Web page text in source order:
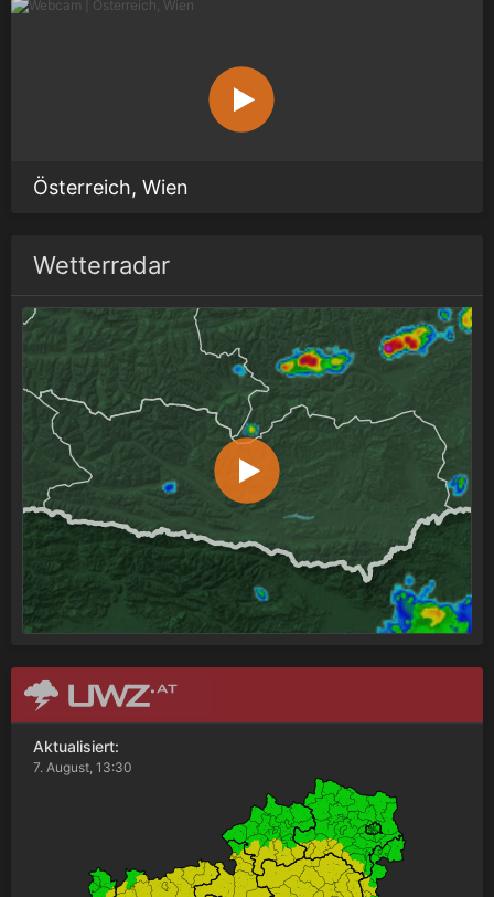
Österreich, Wien
Wetterradar
Aktualisiert:
7. August, 13:30